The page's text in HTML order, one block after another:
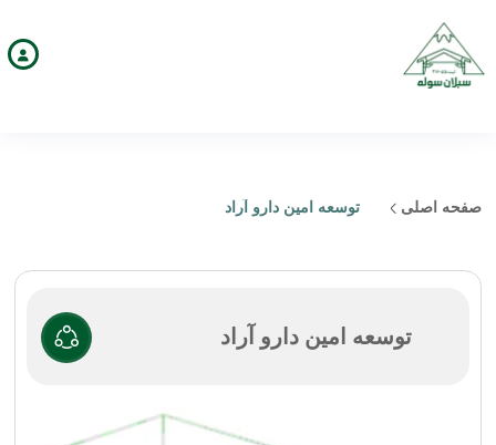
صفحه اصلی توسعه امین دارو آراد
توسعه امین دارو آراد